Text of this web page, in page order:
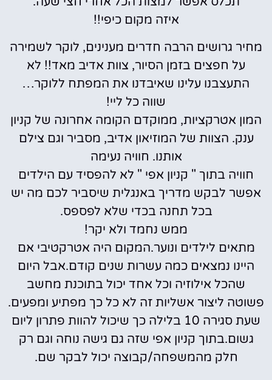
איזה מקום כיפי!!
מחיר גרושים הרבה חדרים מענינים, לוקר לשמירה
על חפצים בזמן הסיור, צוות אדיב מאד!! לא
התעצבנו עלינו שאיבדנו את המפתח ללוקר…
שווה כל ליי!
המון אטרקציות, ממוקדם הקומה אחרונה של קניון
ענק. הצוות של המוזיאון אדיב, מסביר וגם צילם
אותנו. חוויה נעימה
חוויה בתוך " קניון אפי " לא להפסיד עם הילדים
אפשר לבקש מדריך באנגלית שיסביר לכם מה יש
בכל תחנה בכדי שלא לפספס.
ממש נחמד ולא יקר!
מתאים לילדים ונוער.המקום היה אטרקטיבי אם
היינו נמצאים כמה עשרות שנים קודם.אבל היום
שהכל אילוזיה וכל אחד יכול בתוכנת מחשב
פשוטה ליצור אשליות זה לא כל כך מפתיע ומפעים.
שעת סגירה 10 בלילה כך שיכול להוות פתרון ליום
גשום.בתוך קניון אפי שזה גם גישה נוחה וגם רק
חלק מהמשפחה/קבוצה יכול לבקר שם.